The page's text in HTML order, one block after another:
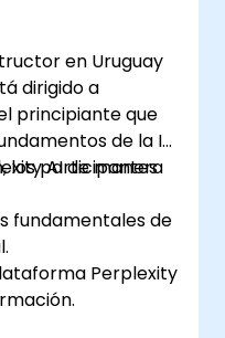
de
éticas con la IA
servicio al
en Uruguay
dirigido a
principiante que
de la IA
AI de manera
los participantes
fundamentales de
Perplexity